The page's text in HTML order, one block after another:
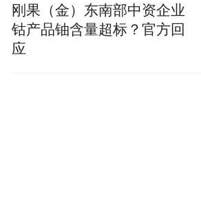
刚果（金）东南部中资企业
钴产品铀含量超标？官方回
应